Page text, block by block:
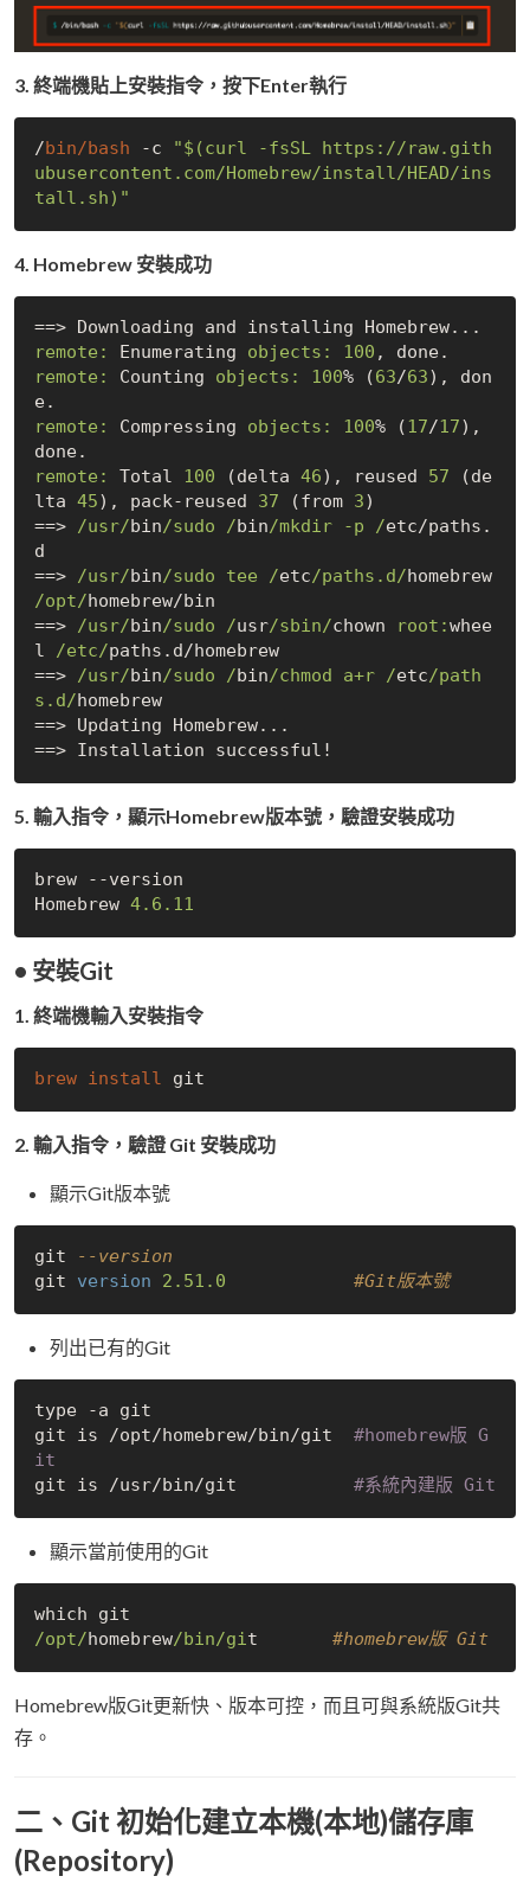
3. 終端機貼上安裝指令，按下Enter執行
/bin/bash -c
"$(curl -fsSL https://raw.gith
ubusercontent.com/Homebrew/install/HEAD/ins
tall.sh)"
4. Homebrew 安裝成功
remote:
Enumerating objects: 100
remote:
Counting objects: 100% (63/63), don
remote:
Compressing objects: 100% (17/17),
remote:
Total 100 (delta 46), reused 57 (de
lta 45), pack-reused 37 (from 3)
==> /usr/bin/sudo /bin/mkdir -p /etc/paths.
d
==> /usr/bin/sudo tee /etc/paths.d/
homebrew
/opt/homebrew/bin
==> /usr/bin/sudo /usr/sbin/chown root:whee
l /etc/paths.d/homebrew
==> /usr/bin/sudo /bin/chmod a+r /etc/path
s.d/homebrew
==> Updating Homebrew...
5. 輸入指令，顯示Homebrew版本號，驗證安裝成功
brew --version
Homebrew 4.6 .11
• 安裝Git
1. 終端機輸入安裝指令
brew install
2. 輸入指令，驗證 Git 安裝成功
顯示Git版本號
git
--version
git version 2.51 .0 #Git版本號
列出已有的Git
type -a git
git is /opt/homebrew/bin/git #homebrew版 G
it
git is /usr/bin/git #系統內建版 Git
顯示當前使用的Git
/opt/homebrew/bin/git #homebrew版 Git
Homebrew版Git更新快、版本可控，而且可與系統版Git共
存。
二、Git 初始化建立本機(本地)儲存庫
(Repository)